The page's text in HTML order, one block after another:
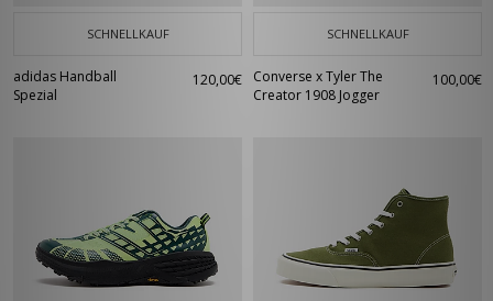
SCHNELLKAUF
adidas Handball
Spezial
120,00€
SCHNELLKAUF
Converse x Tyler The
Creator 1908 Jogger
100,00€